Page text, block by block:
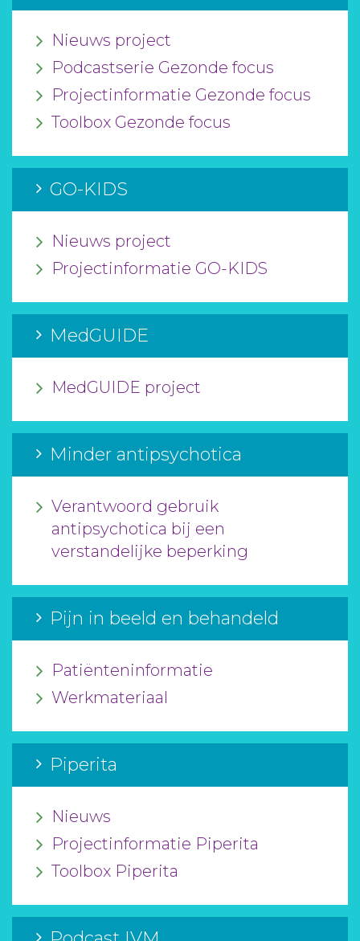
Nieuws project
Podcastserie Gezonde focus
Projectinformatie Gezonde focus
Toolbox Gezonde focus
GO-KIDS
Nieuws project
Projectinformatie GO-KIDS
MedGUIDE
MedGUIDE project
Minder antipsychotica
Verantwoord gebruik
antipsychotica bij een
verstandelijke beperking
Pijn in beeld en behandeld
Patiënteninformatie
Werkmateriaal
Piperita
Nieuws
Projectinformatie Piperita
Toolbox Piperita